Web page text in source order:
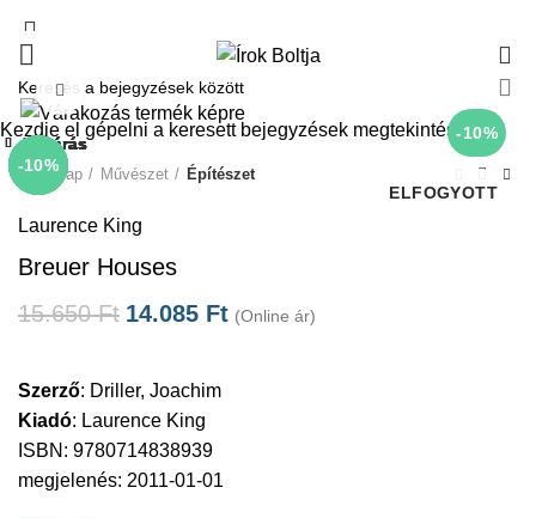
-10%
ELFOGYOTT
Click to enlarge
Kezdőlap Művészet Építészet
Laurence King
Breuer Houses
15.650Ft 14.085 Ft (Online ár)
Szerző: Driller, Joachim
Kiadó: Laurence King
ISBN: 9780714838939
megjelenés: 2011-01-01
-10%
Bezárás
Bezárás
-10%
Bezárás
-10%
Bezárás
-10%
Bezárás
-10%
Bezárás
-10%
Bezárás
-10%
Bezárás
Kezdje el gépelni a keresett bejegyzések megtekintéséhez.